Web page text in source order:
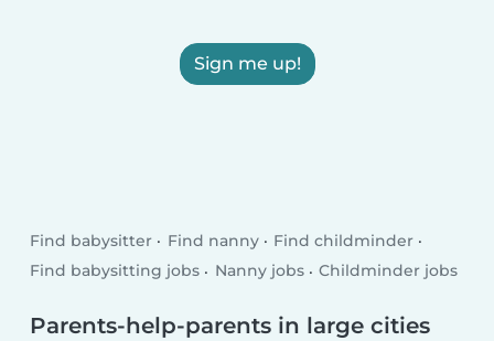
Sign me up!
Find babysitter Find nanny
Find childminder
Find babysitting jobs
Nanny jobs Childminder jobs
Parents-help-parents in large cities